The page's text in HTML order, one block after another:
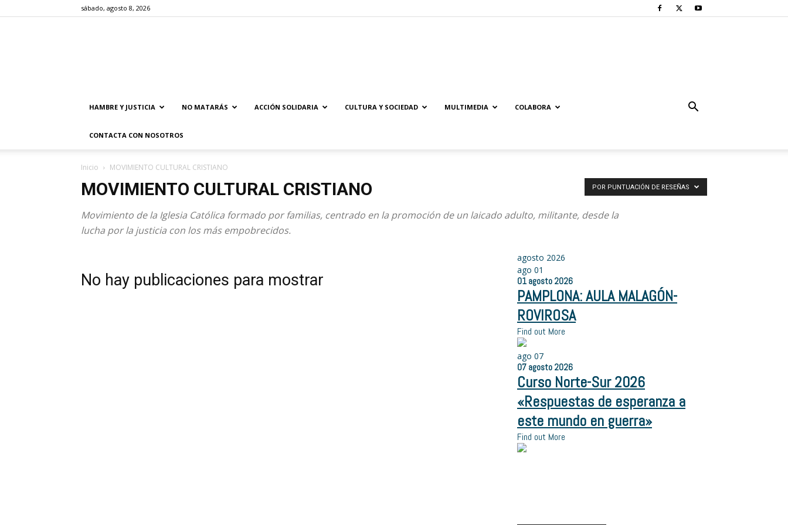
sábado, agosto 8, 2026
HAMBRE Y JUSTICIA NO MATARÁS ACCIÓN SOLIDARIA CULTURA Y SOCIEDAD MULTIMEDIA COLABORA
CONTACTA CON NOSOTROS
Inicio MOVIMIENTO CULTURAL CRISTIANO
MOVIMIENTO CULTURAL CRISTIANO
Movimiento de la Iglesia Católica formado por familias, centrado en la promoción de un laicado adulto, militante, desde la
lucha por la justicia con los más empobrecidos.
POR PUNTUACIÓN DE RESEÑAS
No hay publicaciones para mostrar
agosto 2026
ago 01
01 agosto 2026
PAMPLONA: AULA MALAGÓN-
ROVIROSA
Find out More
ago 07
07 agosto 2026
Curso Norte-Sur 2026
«Respuestas de esperanza a
este mundo en guerra»
Find out More